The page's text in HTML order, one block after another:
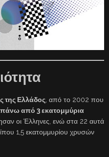
της Ελλάδος, από το 2002 που
πάνω από 3 εκατομμύρια
οι Έλληνες, ενώ στα 22 αυτά
1,5 εκατομμυρίου χρυσών